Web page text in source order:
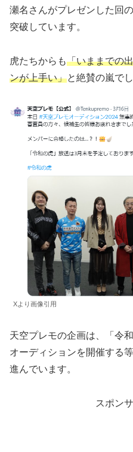
瀬名さんがプレゼンした回
突破しています。
虎たちからも「いままでの
ンが上手い」と絶賛の嵐でし
Xより画像引用
天空プレモの企画は、「令
オーディションを開催する
進んでいます。
スポン